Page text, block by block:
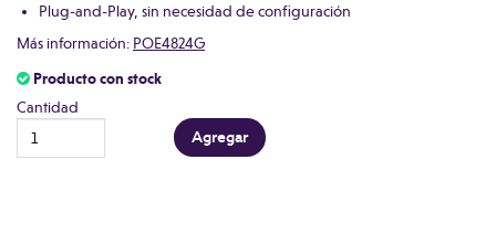
Plug-and-Play, sin necesidad de configuración
Más información: POE4824G
Producto con stock
Cantidad